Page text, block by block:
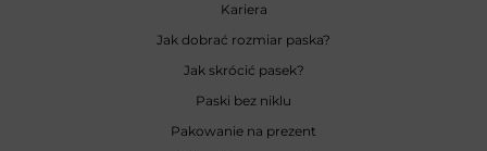
Kariera
Jak dobrać rozmiar paska?
Jak skrócić pasek?
Paski bez niklu
Pakowanie na prezent